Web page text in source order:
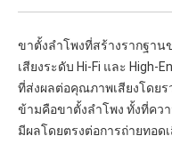
ขาตั้งลำโพงที่สร้างรากฐาน
เสียงระดับ Hi-Fi และ High-
ที่ส่งผลต่อคุณภาพเสียงโดย
ข้ามคือขาตั้งลำโพง ทั้งที่คว
มีผลโดยตรงต่อการถ่ายทอด